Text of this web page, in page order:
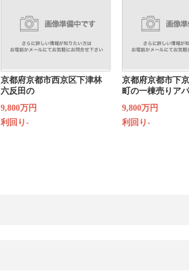
京都府京都市西京区下津林
六反田の
9,800万円
利回り-
京都府京都市下
町の一棟売りア
9,800万円
利回り-